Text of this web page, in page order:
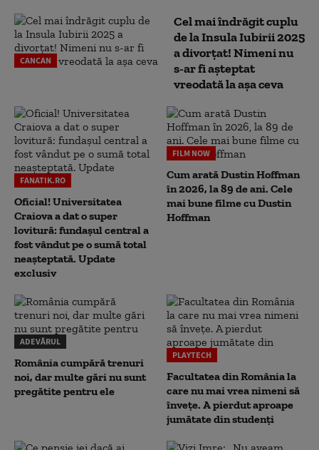
CANCAN
Cel mai îndrăgit cuplu
de la Insula Iubirii 2025
a divorțat! Nimeni nu
s-ar fi așteptat
vreodată la așa ceva
FANATIK.RO
Oficial! Universitatea
Craiova a dat o super
lovitură: fundaşul central a
fost vândut pe o sumă total
neaşteptată. Update
exclusiv
FILM NOW
Cum arată Dustin Hoffman
în 2026, la 89 de ani. Cele
mai bune filme cu Dustin
Hoffman
ADEVĂRUL
România cumpără trenuri
noi, dar multe gări nu sunt
pregătite pentru ele
PLAYTECH
Facultatea din România la
care nu mai vrea nimeni să
înveţe. A pierdut aproape
jumătate din studenţi